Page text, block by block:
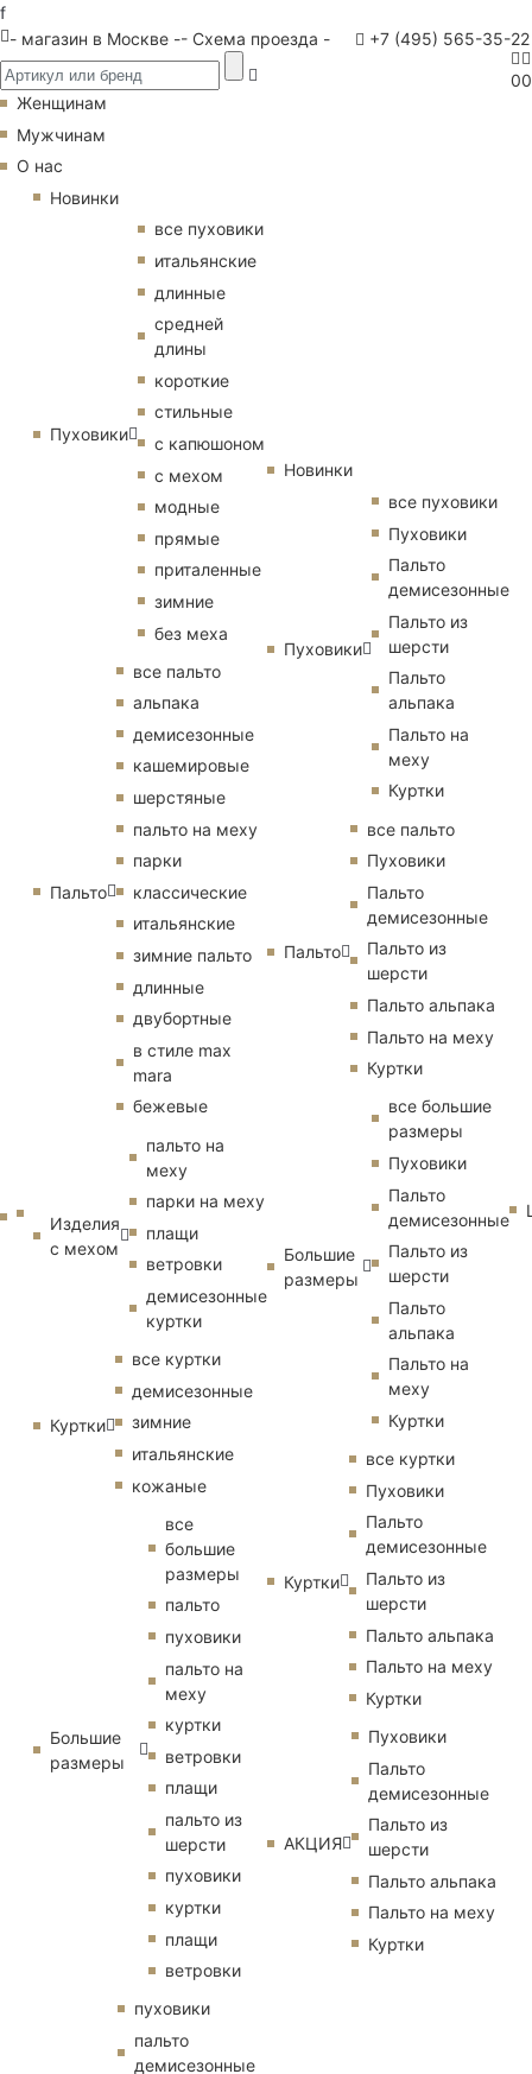
f
- магазин в Москве -- Схема проезда - +7 (495) 565-35-22
00
Женщинам
Мужчинам
О нас
Новинки
Пуховики
все пуховики
итальянские
длинные
средней
длины
короткие
стильные
с капюшоном
с мехом
модные
прямые
приталенные
зимние
без меха
Пальто
все пальто
альпака
демисезонные
кашемировые
шерстяные
пальто на меху
парки
классические
итальянские
зимние пальто
длинные
двубортные
в стиле max
mara
бежевые
Изделия
с мехом
пальто на
меху
парки на меху
плащи
ветровки
демисезонные
куртки
Куртки
все куртки
демисезонные
зимние
итальянские
кожаные
Большие
размеры
все
большие
размеры
пальто
пуховики
пальто на
меху
куртки
ветровки
плащи
пальто из
шерсти
пуховики
куртки
плащи
ветровки
пуховики
пальто
демисезонные
Новинки
Пуховики
все пуховики
Пуховики
Пальто
демисезонные
Пальто из
шерсти
Пальто
альпака
Пальто на
меху
Куртки
Пальто
все пальто
Пуховики
Пальто
демисезонные
Пальто из
шерсти
Пальто альпака
Пальто на меху
Куртки
Большие
размеры
все большие
размеры
Пуховики
Пальто
демисезонные
Пальто из
шерсти
Пальто
альпака
Пальто на
меху
Куртки
Куртки
все куртки
Пуховики
Пальто
демисезонные
Пальто из
шерсти
Пальто альпака
Пальто на меху
Куртки
АКЦИЯ
Пуховики
Пальто
демисезонные
Пальто из
шерсти
Пальто альпака
Пальто на меху
Куртки